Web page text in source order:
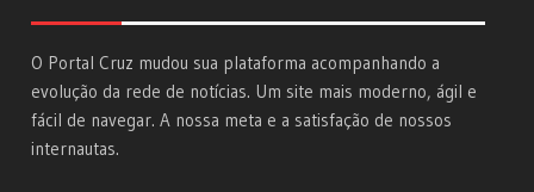
O Portal Cruz mudou sua plataforma acompanhando a
evolução da rede de notícias. Um site mais moderno, ágil e
fácil de navegar. A nossa meta e a satisfação de nossos
internautas.